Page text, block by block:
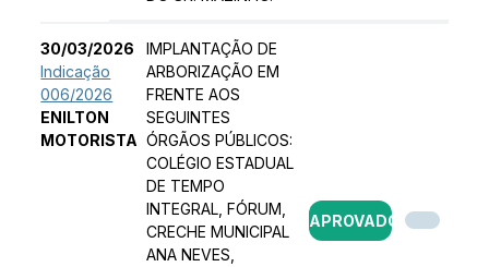
30/03/2026
Indicação
006/2026
ENILTON
MOTORISTA
IMPLANTAÇÃO DE
ARBORIZAÇÃO EM
FRENTE AOS
SEGUINTES
ÓRGÃOS PÚBLICOS:
COLÉGIO ESTADUAL
DE TEMPO
INTEGRAL, FÓRUM,
CRECHE MUNICIPAL
ANA NEVES,
APROVADO